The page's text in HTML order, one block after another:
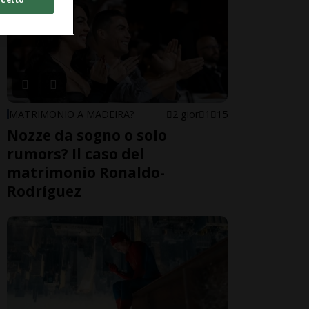
MATRIMONIO A MADEIRA? 2 gior 1 15
Nozze da sogno o solo
rumors? Il caso del
matrimonio Ronaldo-
Rodríguez